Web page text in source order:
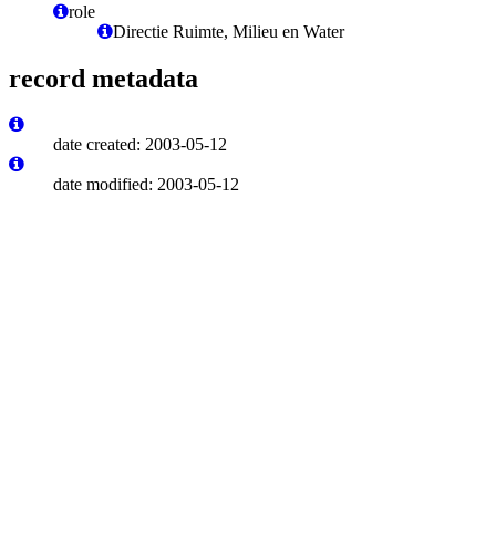
role
Directie Ruimte, Milieu en Water
record metadata
date created: 2003-05-12
date modified: 2003-05-12